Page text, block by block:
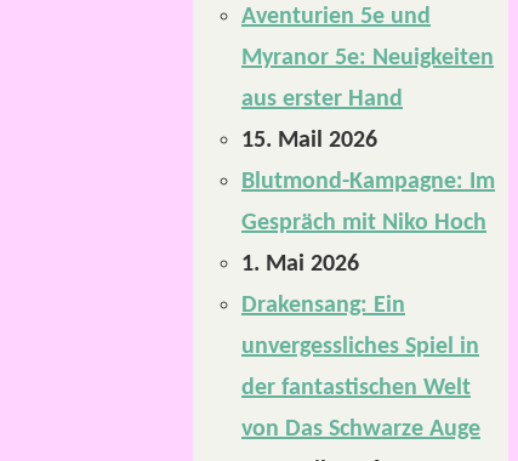
Aventurien 5e und
Myranor 5e: Neuigkeiten
aus erster Hand
15. Mail 2026
Blutmond-Kampagne: Im
Gespräch mit Niko Hoch
1. Mai 2026
Drakensang: Ein
unvergessliches Spiel in
der fantastischen Welt
von Das Schwarze Auge